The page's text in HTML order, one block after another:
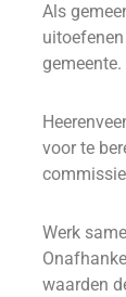
Als
gemeente.
voor te
Werk
waarden